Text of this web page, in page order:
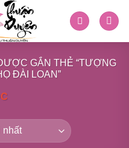
GẮN THẺ “TƯỢNG
ĐÀI LOAN”